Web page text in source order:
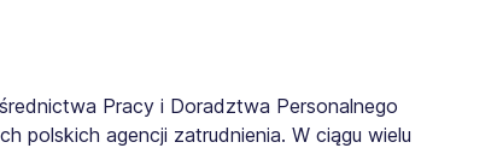
Pracy i Doradztwa Personalnego
polskich agencji zatrudnienia. W ciągu wielu